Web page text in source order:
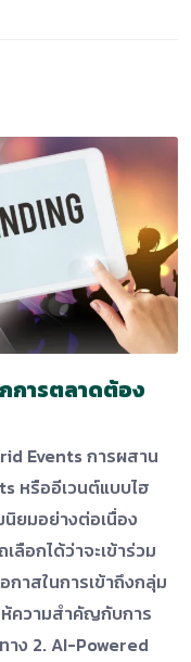
การตลาดต้อง
Events การผสาน
หรืออีเวนต์แบบไฮ
ยมอย่างต่อเนื่อง
ลือกได้ว่าจะเข้าร่วม
กาสในการเข้าถึงกลุ่ม
ห้ความสำคัญกับการ
ง 2. AI-Powered